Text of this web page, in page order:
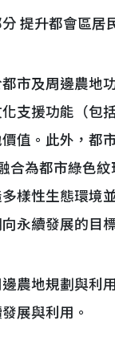
提升都會區居
及周邊農地
支援功能（
值。此外，都
為都市綠色
樣性生態環境
永續發展的目
地規劃與利
展與利用。